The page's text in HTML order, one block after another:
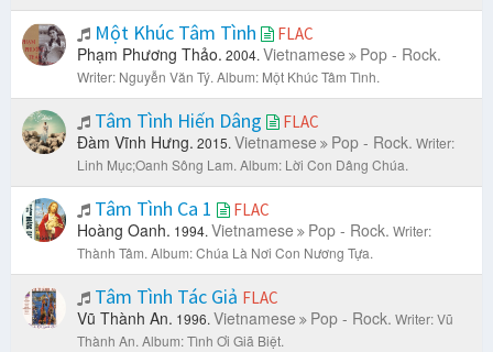
Một Khúc Tâm Tình FLAC
Phạm Phương Thảo. 2004. Vietnamese Pop - Rock.
Writer: Nguyễn Văn Tý. Album: Một Khúc Tâm Tình.
Tâm Tình Hiến Dâng FLAC
Đàm Vĩnh Hưng. 2015. Vietnamese Pop - Rock. Writer:
Linh Mục;Oanh Sông Lam. Album: Lời Con Dâng Chúa.
Tâm Tình Ca 1 FLAC
Hoàng Oanh. 1994. Vietnamese Pop - Rock. Writer:
Thành Tâm. Album: Chúa Là Nơi Con Nương Tựa.
Tâm Tình Tác Giả FLAC
Vũ Thành An. 1996. Vietnamese Pop - Rock. Writer: Vũ
Thành An. Album: Tình Ơi Giã Biệt.